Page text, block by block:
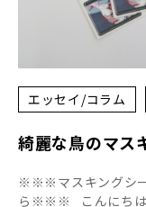
エッセイ/コラム
綺麗な鳥のマス
※※※マスキングシー
ら※※※ こんにちは